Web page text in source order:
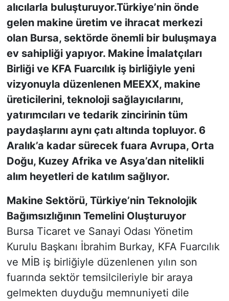
alıcılarla buluşturuyor.Türkiye’nin önde
gelen makine üretim ve ihracat merkezi
olan Bursa, sektörde önemli bir buluşmaya
ev sahipliği yapıyor. Makine İmalatçıları
Birliği ve KFA Fuarcılık iş birliğiyle yeni
vizyonuyla düzenlenen MEEXX, makine
üreticilerini, teknoloji sağlayıcılarını,
yatırımcıları ve tedarik zincirinin tüm
paydaşlarını aynı çatı altında topluyor. 6
Aralık’a kadar sürecek fuara Avrupa, Orta
Doğu, Kuzey Afrika ve Asya’dan nitelikli
alım heyetleri de katılım sağlıyor.
Makine Sektörü, Türkiye’nin Teknolojik
Bağımsızlığının Temelini Oluşturuyor
Bursa Ticaret ve Sanayi Odası Yönetim
Kurulu Başkanı İbrahim Burkay, KFA Fuarcılık
ve MİB iş birliğiyle düzenlenen yılın son
fuarında sektör temsilcileriyle bir araya
gelmekten duyduğu memnuniyeti dile